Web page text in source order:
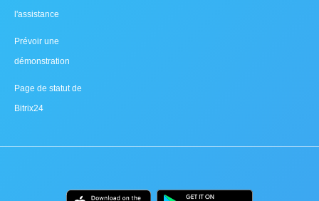
l'assistance
Prévoir une
démonstration
Page de statut de
Bitrix24